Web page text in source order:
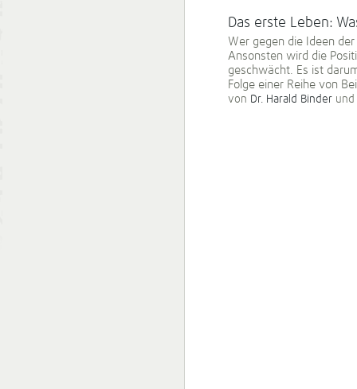
Das erste Leben:
Wer gegen die Ideen
Ansonsten wird die
geschwächt. Es ist
Folge einer Reihe von
von Dr. Harald Binder und